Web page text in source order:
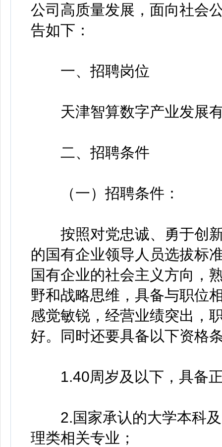
公司高质量发展，面向社会
告如下：
一、招聘岗位
天津智算数字产业发展有
二、招聘条件
（一）招聘条件：
按照对党忠诚、勇于创新
的国有企业领导人员选拔标
国有企业的社会主义方向，
野和战略思维，具备与职位
感觉敏锐，经营业绩突出，
好。同时还要具备以下资格
1.40周岁及以下，具备正
2.国家承认的大学本科及
理类相关专业；